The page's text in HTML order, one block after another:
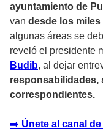
ayuntamiento de
van desde los
algunas áreas se
reveló el presidente
Budib, al dejar
responsabilidades,
correspondientes.
➡️ Únete al canal